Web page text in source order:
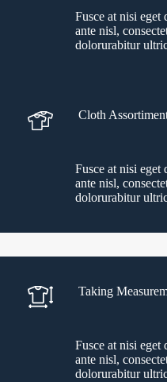
Fusce at nisi
ante nisl,
dolorurabitur
Cloth
Fusce at nisi
ante nisl,
dolorurabitur
Taking
Fusce at nisi
ante nisl,
dolorurabitur